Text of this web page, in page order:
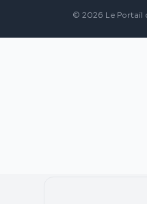
© 2026 Le Portail